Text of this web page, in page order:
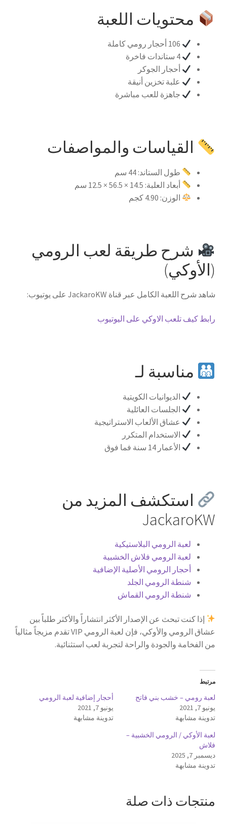
محتويات اللعبة
أحجار الجوكر
علبة تخزين أنيقة
جاهزة للعب مباشرة
القياسات والمواصفات
طول الستاند: 44 سم
أبعاد العلبة: 14.5 × 56.5 × 12.5 سم
الوزن: 4.90 كجم
شرح طريقة لعب الرومي
(الأوكي)
شاهد شرح اللعبة الكامل عبر قناة JackaroKW على يوتيوب:
رابط كيف تلعب الاوكي على اليوتيوب
مناسبة لـ
الديوانيات الكويتية
الجلسات العائلية
عشاق الألعاب الاستراتيجية
الاستخدام المتكرر
الأعمار 14 سنة فما فوق
استكشف المزيد من
JackaroKW
لعبة الرومي البلاستيكية
لعبة الرومي فلاش الخشبية
أحجار الرومي الأصلية الإضافية
شنطة الرومي الجلد
شنطة الرومي القماش
إذا كنت تبحث عن الإصدار الأكثر انتشاراً والأكثر طلباً بين
عشاق الرومي والأوكي، فإن لعبة الرومي VIP تقدم مزيجاً مثالياً
من الفخامة والجودة والراحة لتجربة لعب استثنائية.
مرتبط
لعبة رومي – خشب بني فاتح
يونيو 7, 2021
تدوينة مشابهة
أحجار إضافية لعبة الرومي
يونيو 7, 2021
تدوينة مشابهة
لعبة الأوكي / الرومي الخشبية –
فلاش
ديسمبر 7, 2025
تدوينة مشابهة
منتجات ذات صلة